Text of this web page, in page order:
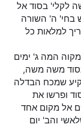
לקלי' בסוד אל
בחי' ה' השורה
למלאות כל
המה ג' ימים
משה משה,
שמכח הבדלה
ופרשו את
אל מקום אחד
והב' יום